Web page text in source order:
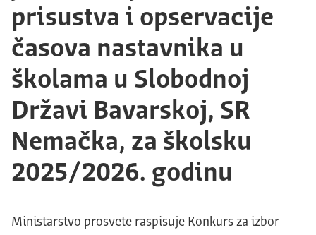
prisustva i opservacije
časova nastavnika u
školama u Slobodnoj
Državi Bavarskoj, SR
Nemačka, za školsku
2025/2026. godinu
Ministarstvo prosvete raspisuje Konkurs za izbor